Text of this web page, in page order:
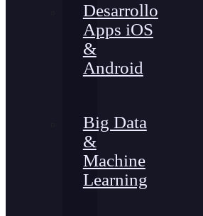
Desarrollo
Apps iOS
&
Android
Big Data
&
Machine
Learning